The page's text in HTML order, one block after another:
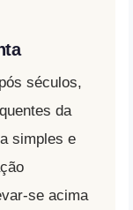
séculos,
da
simples e
se acima